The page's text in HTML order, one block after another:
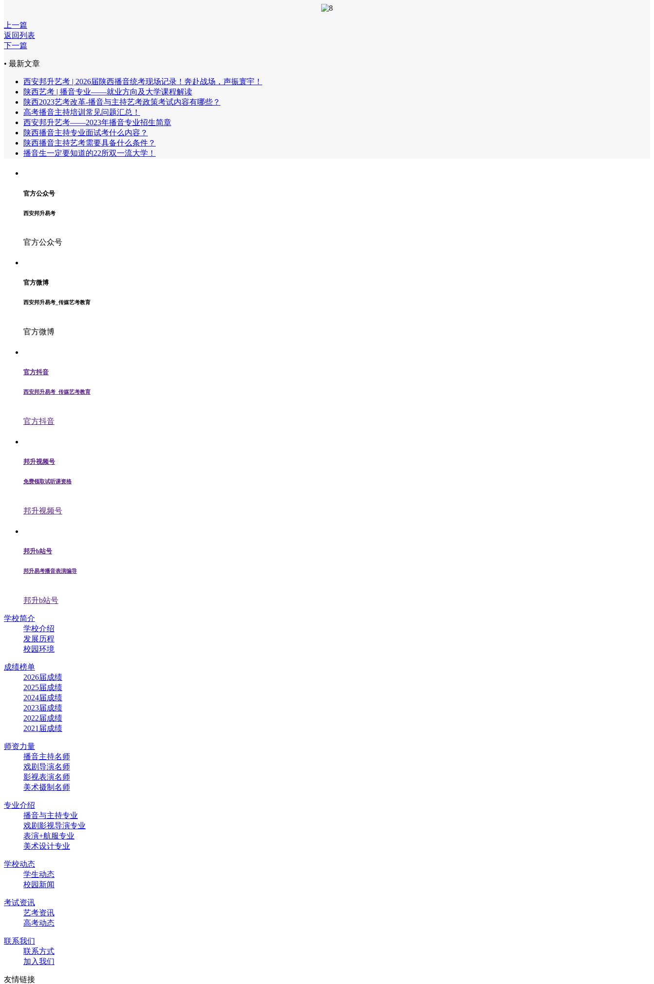
上一篇
返回列表
下一篇
• 最新文章
西安邦升艺考 | 2026届陕西播音统考现场记录！奔赴战场，声振寰宇！
陕西艺考 | 播音专业——就业方向及大学课程解读
陕西2023艺考改革-播音与主持艺考政策考试内容有哪些？
高考播音主持培训常见问题汇总！
西安邦升艺考——2023年播音专业招生简章
陕西播音主持专业面试考什么内容？
陕西播音主持艺考需要具备什么条件？
播音生一定要知道的22所双一流大学！
官方公众号
西安邦升易考
官方公众号
官方微博
西安邦升易考_传媒艺考教育
官方微博
官方抖音
西安邦升易考_传媒艺考教育
官方抖音
邦升视频号
免费领取试听课资格
邦升视频号
邦升b站号
邦升易考播音表演编导
邦升b站号
学校简介
学校介绍
发展历程
校园环境
成绩榜单
2026届成绩
2025届成绩
2024届成绩
2023届成绩
2022届成绩
2021届成绩
师资力量
播音主持名师
戏剧导演名师
影视表演名师
美术摄制名师
专业介绍
播音与主持专业
戏剧影视导演专业
表演+航服专业
美术设计专业
学校动态
学生动态
校园新闻
考试资讯
艺考资讯
高考动态
联系我们
联系方式
加入我们
友情链接